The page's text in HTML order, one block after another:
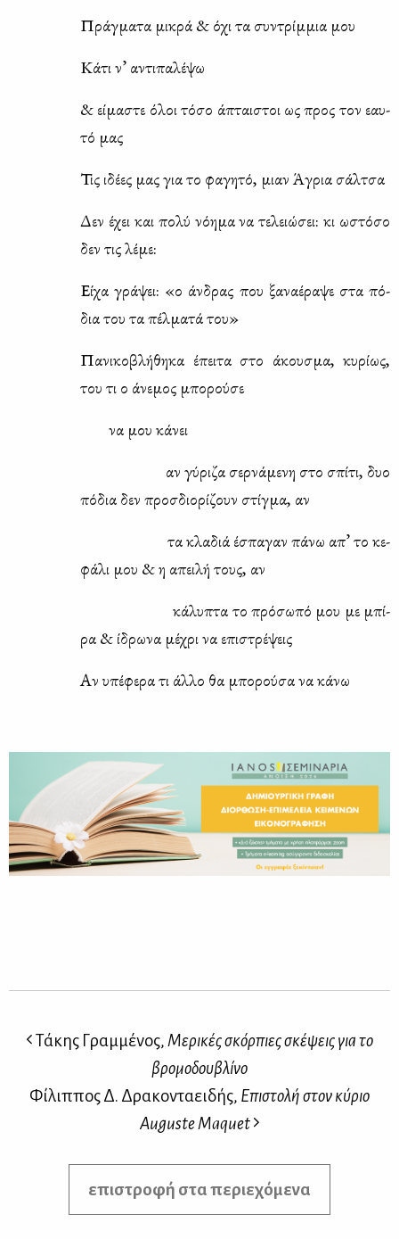
Πράγ­μα­τα μι­κρά & όχι τα συ­ντρίμ­μια μου
Κά­τι ν’ αντι­πα­λέ­ψω
& εί­μα­στε όλοι τό­σο άπται­στοι ως προς τον εαυ­
τό μας
Τις ιδέ­ες μας για το φα­γη­τό, μιαν Άγρια σάλ­τσα
Δεν έχει και πο­λύ νό­η­μα να τε­λειώ­σει: κι ωστό­σο
δεν τις λέ­με:
Εί­χα γρά­ψει: «ο άν­δρας που ξα­να­έ­ρα­ψε στα πό­
δια του τα πέλ­μα­τά του»
Πα­νι­κο­βλή­θη­κα έπει­τα στο άκου­σμα, κυ­ρί­ως,
του τι ο άνε­μος μπο­ρού­σε
να μου κά­νει
αν γύ­ρι­ζα σερ­νά­με­νη στο σπί­τι, δυο
πό­δια δεν προσ­διο­ρί­ζουν στίγ­μα, αν
τα κλα­διά έσπα­γαν πά­νω απ’ το κε­
φά­λι μου & η απει­λή τους, αν
κά­λυ­πτα το πρό­σω­πό μου με μπί­
ρα & ίδρω­να μέ­χρι να επι­στρέ­ψεις
Αν υπέ­φε­ρα τι άλ­λο θα μπο­ρού­σα να κά­νω
Τάκης Γραμμένος, Μερικές σκόρπιες σκέψεις για το
βρομοδουβλίνο
Φίλιππος Δ. Δρακονταειδής, Επιστολή στον κύριο
Auguste Maquet
επιστροφή στα περιεχόμενα